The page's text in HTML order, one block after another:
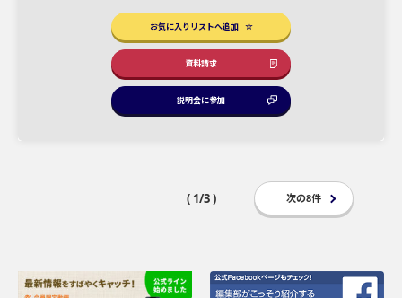
お気に入りリストへ追加
資料請求
説明会に参加
次の8件
( 1/3 )